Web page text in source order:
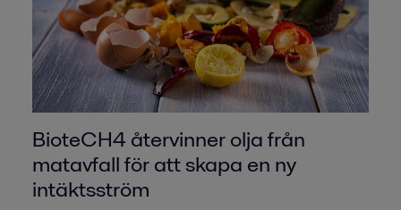
BioteCH4 återvinner olja från
matavfall för att skapa en ny
intäktsström